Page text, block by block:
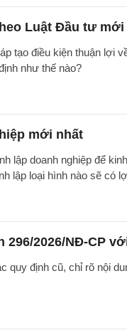
Luật Đầu tư mới
tạo điều kiện thuận lợi
như thế nào?
mới nhất
lập doanh nghiệp để
lập loại hình nào sẽ có
2026/NĐ-CP
quy định cũ, chỉ rõ nội